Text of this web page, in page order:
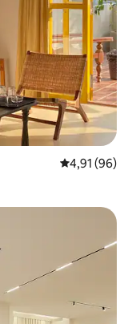
5 üzerinden
4,91 (96)